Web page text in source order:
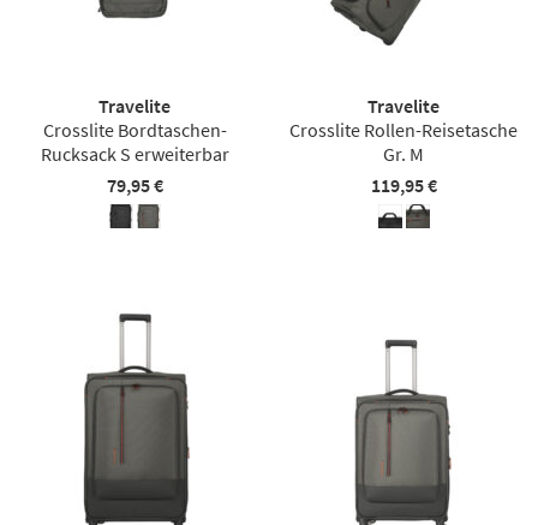
Travelite
Crosslite Bordtaschen-
Rucksack S erweiterbar
79,95 €
Travelite
Crosslite Rollen-Reisetasche
Gr. M
119,95 €